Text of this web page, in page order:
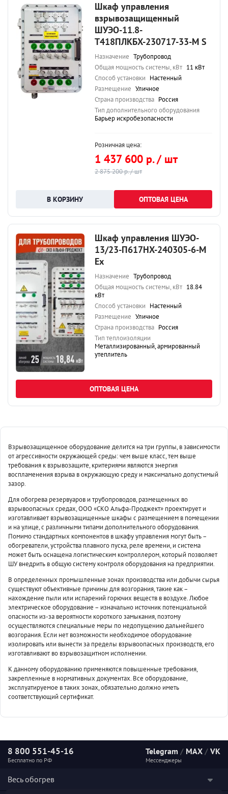
Шкаф управления
взрывозащищенный
ШУЭО-11.8-
Т418ПЛКБХ-230717-33-М S
Назначение Трубопровод
Общая мощность системы, кВт 11 кВт
Способ установки Настенный
Размещение Уличное
Страна производства Россия
Тип дополнительного оборудования
Барьер искробезопасности
Розничная цена:
1 437 600 р. / шт
2 875 200 р. / шт
ОПТОВАЯ ЦЕНА
Шкаф управления ШУЭО-
13/23-П617НХ-240305-6-М
Ex
Назначение Трубопровод
Общая мощность системы, кВт 18.84
кВт
Способ установки Настенный
Размещение Уличное
Страна производства Россия
Тип теплоизоляции
Металлизированный, армированный
утеплитель
ОПТОВАЯ ЦЕНА
Взрывозащищенное оборудование делится на три группы, в зависимости
от агрессивности окружающей среды: чем выше класс, тем выше
требования к взрывозащите, критериями являются энергия
воспламенения взрыва в окружающую среду и максимально допустимый
зазор.
Для обогрева резервуаров и трубопроводов, размещенных во
взрывоопасных средах, ООО «СКО Альфа-Проджект» проектирует и
изготавливает взрывозащищенные шкафы с размещением в помещении
и на улице, с различными типами дополнительного оборудования.
Помимо стандартных компонентов в шкафу управления могут быть –
обогреватели, устройства плавного пуска, реле времени, и система
может быть оснащена логистическим контроллером, который позволяет
ШУ внедрить в общую систему контроля оборудования на предприятии.
В определенных промышленные зонах производства или добычи сырья
существуют объективные причины для возгорания, такие как –
нахождение пыли или испарений горючих веществ в воздухе. Любое
электрическое оборудование – изначально источник потенциальной
опасности из-за вероятности короткого замыкания, поэтому
осуществляются специальные меры по недопущению дальнейшего
возгорания. Если нет возможности необходимое оборудование
изолировать или вынести за пределы взрывоопасных производств, его
изготавливают во взрывозащитном исполнении.
К данному оборудованию применяются повышенные требования,
закрепленные в нормативных документах. Все оборудование,
эксплуатируемое в таких зонах, обязательно должно иметь
соответствующий сертификат.
8 800 551-45-16
Бесплатно по РФ
Telegram / MAX / VK
Мессенджеры
Весь обогрев